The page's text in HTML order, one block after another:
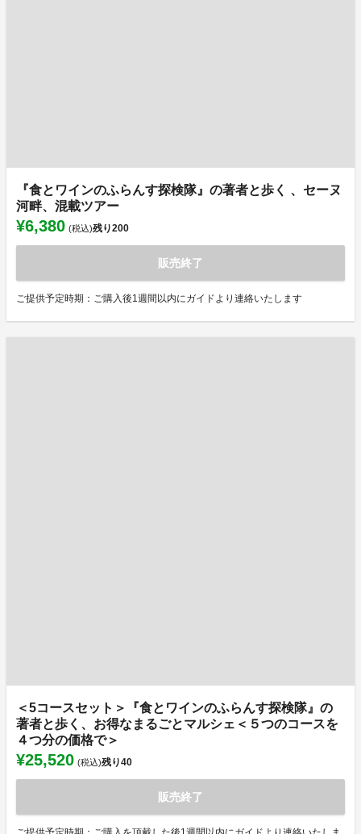
『食とワインのふらんす探検隊』の著者と歩く 、セーヌ
河畔、混載ツアー
¥6,380 (税込)残り200
販売終了
ご提供予定時期：ご購入後1週間以内にガイドより連絡いたします
＜5コースセット＞『食とワインのふらんす探検隊』の
著者と歩く、お得なまるごとマルシェ＜５つのコースを
４つ分の価格で＞
¥25,520 (税込)残り40
販売終了